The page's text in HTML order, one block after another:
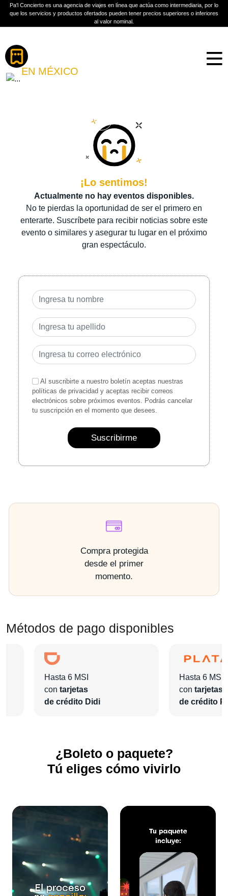
Pa'l Concierto es una agencia de viajes en línea que actúa como intermediaria, por lo
que los servicios y productos ofertados pueden tener precios superiores o inferiores
al valor nominal.
JUANPIS GONZÁLEZ
EN MÉXICO
Más información
¡Lo sentimos!
Actualmente no hay eventos disponibles.
No te pierdas la oportunidad de ser el primero en
enterarte. Suscríbete para recibir noticias sobre este
evento o similares y asegurar tu lugar en el próximo
gran espectáculo.
Al suscribirte a nuestro boletín aceptas nuestras
políticas de privacidad y aceptas recibir correos
electrónicos sobre próximos eventos. Podrás cancelar
tu suscripción en el momento que desees.
Suscribirme
Compra protegida
desde el primer
momento.
Métodos de pago disponibles
Hasta 6 MSI
con tarjetas
de crédito Didi
Hasta 6 MSI
con tarjetas
de crédito
¿Boleto o paquete?
Tú eliges cómo vivirlo